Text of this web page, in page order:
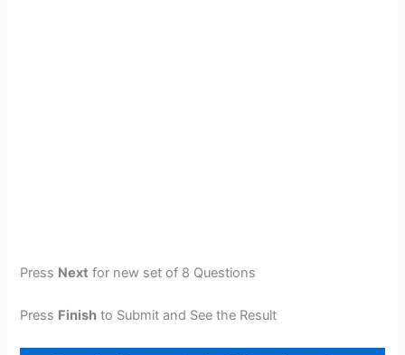
Press Next for new set of 8 Questions
Press Finish to Submit and See the Result